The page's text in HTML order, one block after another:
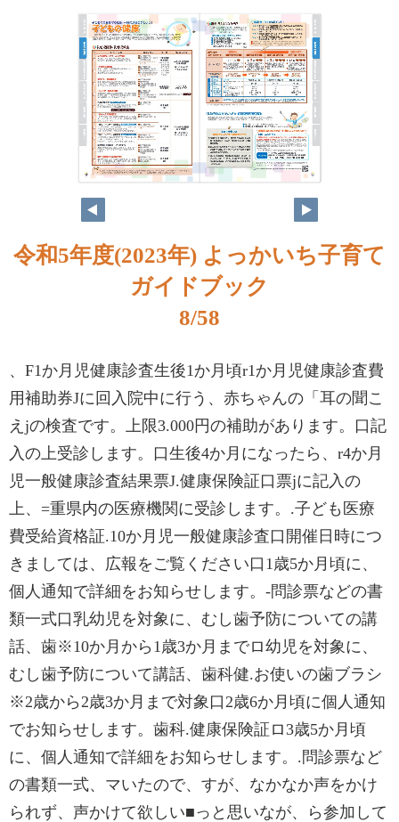
令和5年度(2023年) よっかいち子育て
ガイドブック
8/58
、F1か月児健康診査生後1か月頃r1か月児健康診査費
用補助券Jに回入院中に行う、赤ちゃんの「耳の聞こ
えjの検査です。上限3.000円の補助があります。口記
入の上受診します。口生後4か月になったら、r4か月
児一般健康診査結果票J.健康保険証口票jに記入の
上、=重県内の医療機関に受診します。.子ども医療
費受給資格証.10か月児一般健康診査口開催日時につ
きましては、広報をご覧ください口1歳5か月頃に、
個人通知で詳細をお知らせします。-問診票などの書
類一式口乳幼児を対象に、むし歯予防についての講
話、歯※10か月から1歳3か月までロ幼児を対象に、
むし歯予防について講話、歯科健.お使いの歯ブラシ
※2歳から2歳3か月まで対象口2歳6か月頃に個人通知
でお知らせします。歯科.健康保険証ロ3歳5か月頃
に、個人通知で詳細をお知らせします。.問診票など
の書類一式、マいたので、すが、なかなか声をかけ
られず、声かけて欲しい■っと思いなが、ら参加して